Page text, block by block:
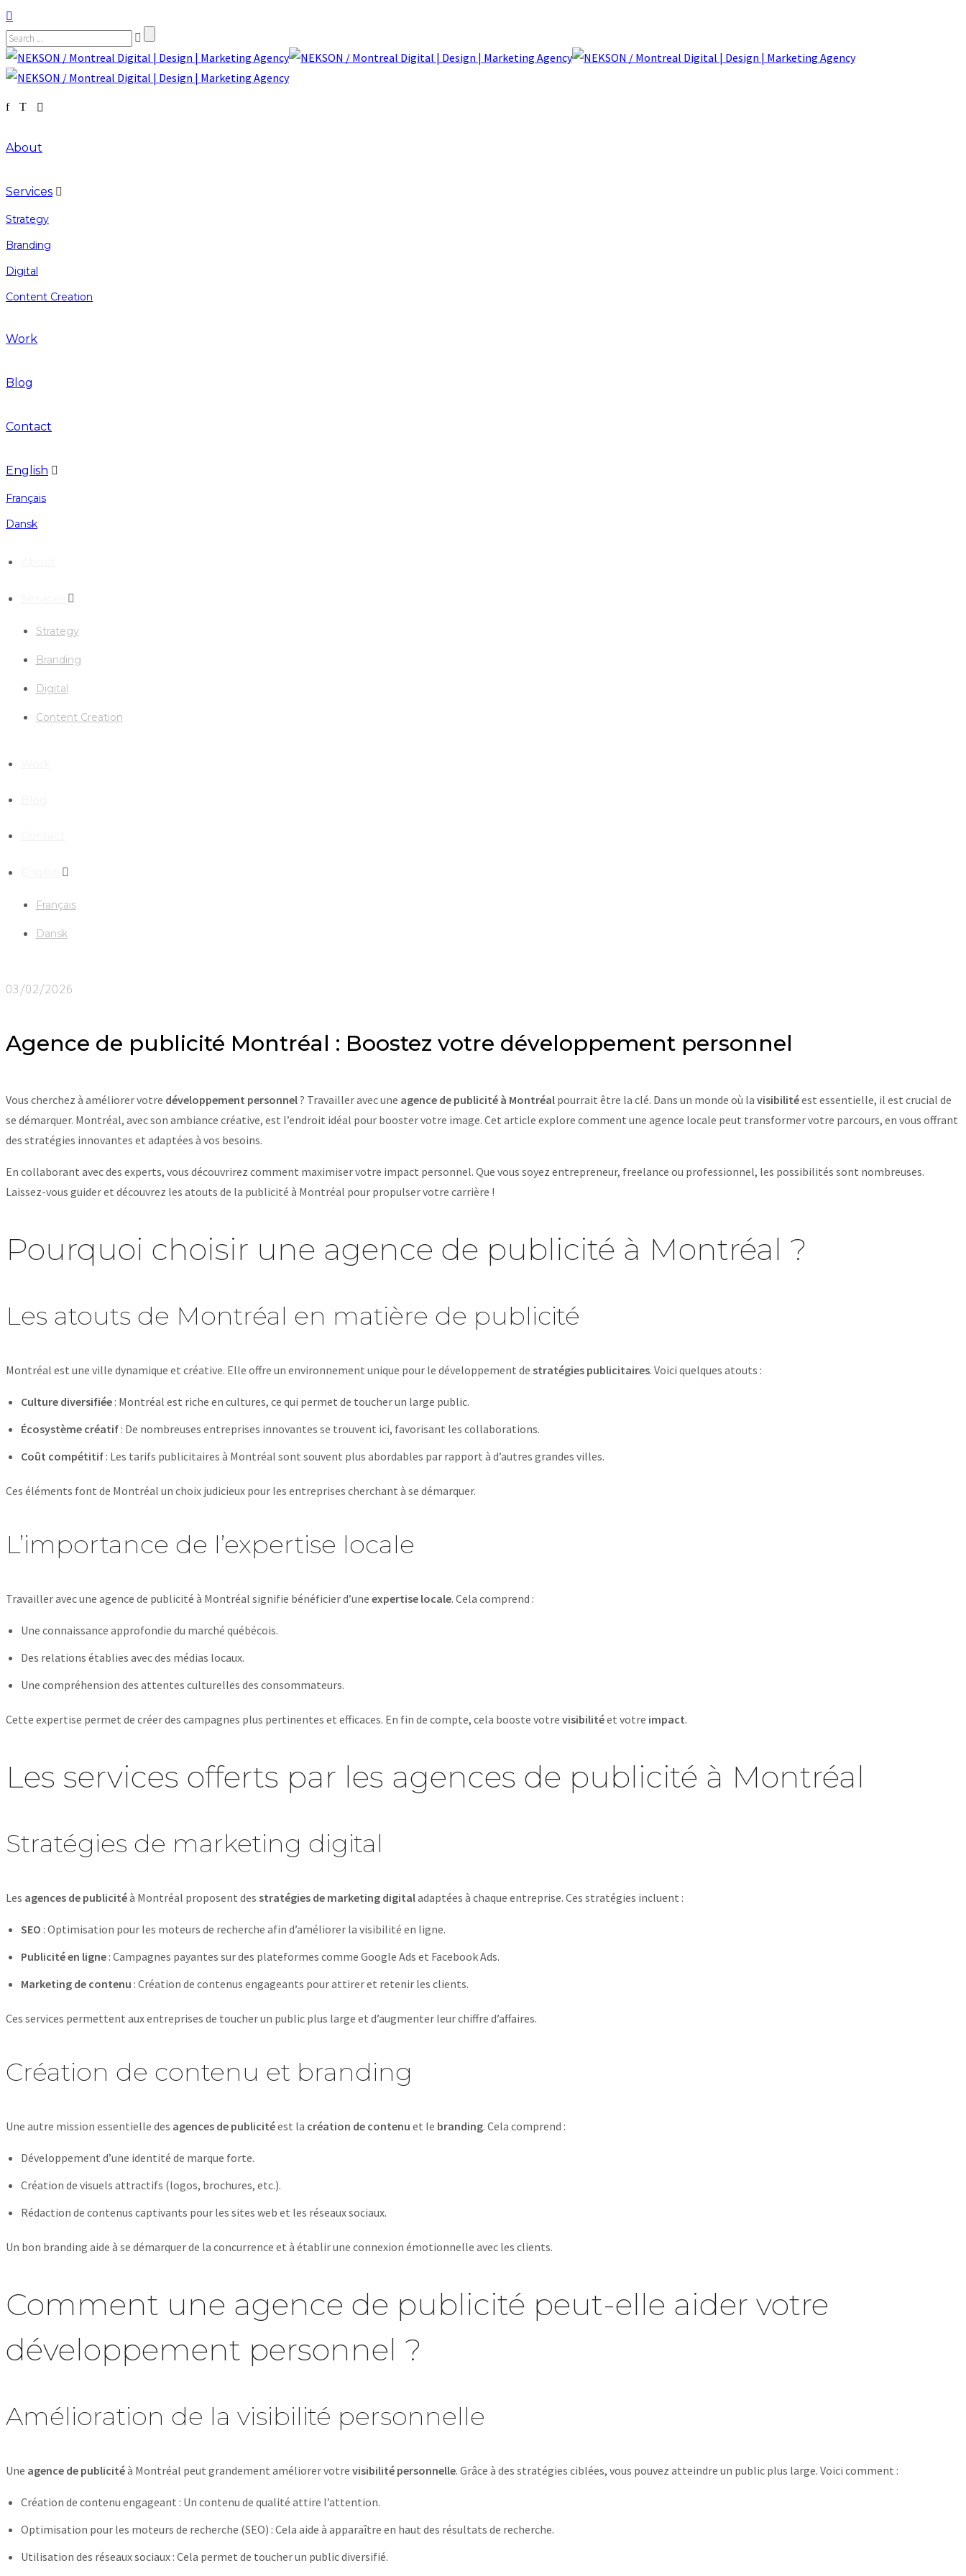
About
Services
Strategy
Branding
Digital
Content Creation
Work
Blog
Contact
English
Français
Dansk
Strategy
Branding
Digital
Content Creation
Français
Dansk
03/02/2026
Agence de publicité Montréal : Boostez votre développement personnel
Vous cherchez à améliorer votre développement personnel? Travailler avec une agence de publicité à Montréal pourrait être la clé. Dans un monde où la visibilitéest essentielle, il est crucial de
se démarquer. Montréal, avec son ambiance créative, est l’endroit idéal pour booster votre image. Cet article explore comment une agence locale peut transformer votre parcours, en vous offrant
des stratégies innovantes et adaptées à vos besoins.
En collaborant avec des experts, vous découvrirez comment maximiser votre impact personnel. Que vous soyez entrepreneur, freelance ou professionnel, les possibilités sont nombreuses.
Laissez-vous guider et découvrez les atouts de la publicité à Montréal pour propulser votre carrière !
Pourquoi choisir une agence de publicité à Montréal ?
Les atouts de Montréal en matière de publicité
Montréal est une ville dynamique et créative. Elle offre un environnement unique pour le développement de stratégies publicitaires. Voici quelques atouts :
Culture diversifiée: Montréal est riche en cultures, ce qui permet de toucher un large public.
Écosystème créatif: De nombreuses entreprises innovantes se trouvent ici, favorisant les collaborations.
Coût compétitif: Les tarifs publicitaires à Montréal sont souvent plus abordables par rapport à d’autres grandes villes.
Ces éléments font de Montréal un choix judicieux pour les entreprises cherchant à se démarquer.
L’importance de l’expertise locale
Travailler avec une agence de publicité à Montréal signifie bénéficier d’une expertise locale. Cela comprend :
Une connaissance approfondie du marché québécois.
Des relations établies avec des médias locaux.
Une compréhension des attentes culturelles des consommateurs.
Cette expertise permet de créer des campagnes plus pertinentes et efficaces. En fin de compte, cela booste votre visibilitéet votre impact.
Les services offerts par les agences de publicité à Montréal
Stratégies de marketing digital
Les agences de publicitéà Montréal proposent des stratégies de marketing digitaladaptées à chaque entreprise. Ces stratégies incluent :
SEO : Optimisation pour les moteurs de recherche afin d’améliorer la visibilité en ligne.
Publicité en ligne: Campagnes payantes sur des plateformes comme Google Ads et Facebook Ads.
Marketing de contenu : Création de contenus engageants pour attirer et retenir les clients.
Ces services permettent aux entreprises de toucher un public plus large et d’augmenter leur chiffre d’affaires.
Création de contenu et branding
Une autre mission essentielle des agences de publicitéest la création de contenu et le branding. Cela comprend :
Développement d’une identité de marque forte.
Création de visuels attractifs (logos, brochures, etc.).
Rédaction de contenus captivants pour les sites web et les réseaux sociaux.
Un bon branding aide à se démarquer de la concurrence et à établir une connexion émotionnelle avec les clients.
Comment une agence de publicité peut-elle aider votre
développement personnel ?
Amélioration de la visibilité personnelle
Une agence de publicitéà Montréal peut grandement améliorer votre visibilité personnelle. Grâce à des stratégies ciblées, vous pouvez atteindre un public plus large. Voici comment :
Création de contenu engageant : Un contenu de qualité attire l’attention.
Optimisation pour les moteurs de recherche (SEO) : Cela aide à apparaître en haut des résultats de recherche.
Utilisation des réseaux sociaux : Cela permet de toucher un public diversifié.